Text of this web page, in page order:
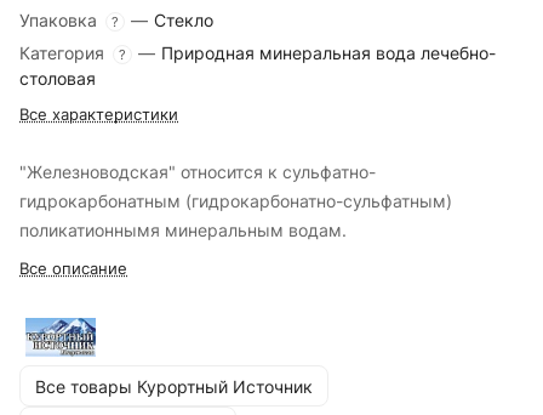
Упаковка
? — Стекло
Категория
? — Природная минеральная вода лечебно-
столовая
Все характеристики
"Железноводская" относится к сульфатно-
гидрокарбонатным (гидрокарбонатно-сульфатным)
поликатионнымя минеральным водам.
Все описание
Все товары Курортный Источник